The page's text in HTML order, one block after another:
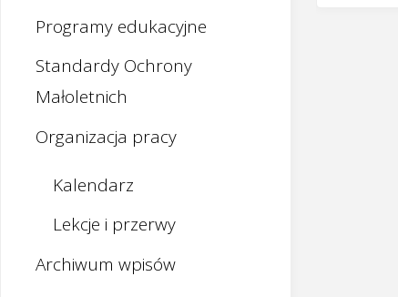
Programy edukacyjne
Standardy Ochrony
Małoletnich
Organizacja pracy
Kalendarz
Lekcje i przerwy
Archiwum wpisów